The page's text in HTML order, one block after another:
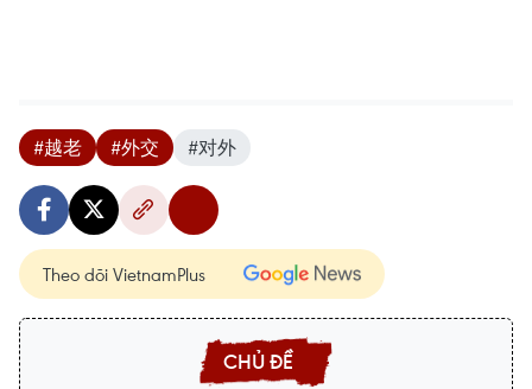
#越老 #外交 #对外
Theo dõi VietnamPlus